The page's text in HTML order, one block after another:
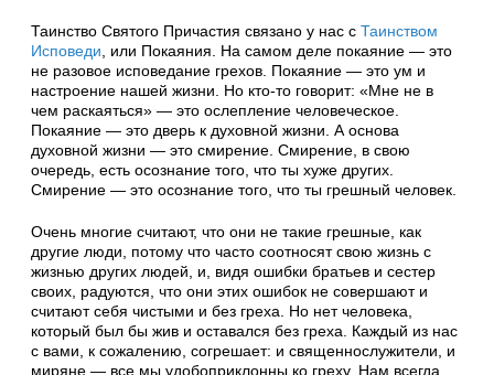
Таинство Святого Причастия связано у нас с Таинством
Исповеди, или Покаяния. На самом деле покаяние — это
не разовое исповедание грехов. Покаяние — это ум и
настроение нашей жизни. Но кто-то говорит: «Мне не в
чем раскаяться» — это ослепление человеческое.
Покаяние — это дверь к духовной жизни. А основа
духовной жизни — это смирение. Смирение, в свою
очередь, есть осознание того, что ты хуже других.
Смирение — это осознание того, что ты грешный человек.
Очень многие считают, что они не такие грешные, как
другие люди, потому что часто соотносят свою жизнь с
жизнью других людей, и, видя ошибки братьев и сестер
своих, радуются, что они этих ошибок не совершают и
считают себя чистыми и без греха. Но нет человека,
который был бы жив и оставался без греха. Каждый из нас
с вами, к сожалению, согрешает: и священнослужители, и
миряне — все мы удобоприклонны ко греху. Нам всегда